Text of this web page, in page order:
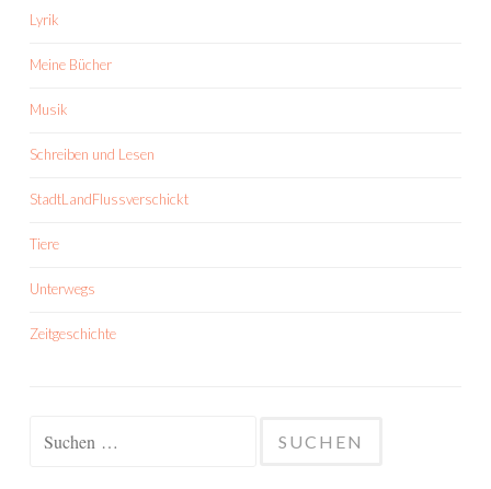
Lyrik
Meine Bücher
Musik
Schreiben und Lesen
StadtLandFlussverschickt
Tiere
Unterwegs
Zeitgeschichte